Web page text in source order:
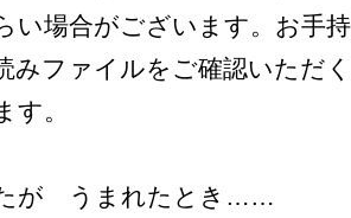
い場合がございます。お手
みファイルをご確認いただ
す。
が うまれたとき……